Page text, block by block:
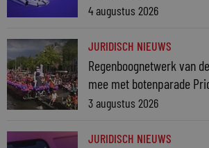
4 augustus 2026
JURIDISCH NIEUWS
Regenboognetwerk van
mee met botenparade
3 augustus 2026
JURIDISCH NIEUWS